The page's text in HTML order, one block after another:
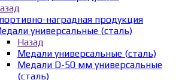
наградная продукция
универсальные (сталь)
Назад
Медали универсальные (сталь)
Медали D-50 мм универсальные
(сталь)